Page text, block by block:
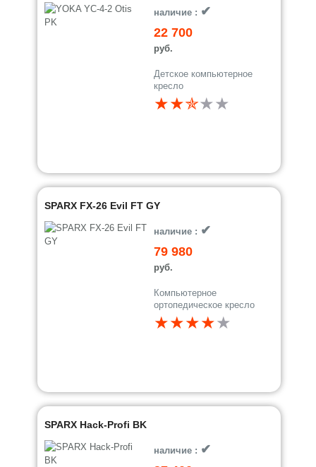
наличие : ✔
22 700
руб.
Детское компьютерное
кресло
★★✯★★
SPARX FX-26 Evil FT GY
наличие : ✔
79 980
руб.
Компьютерное
ортопедическое кресло
★★★★★
SPARX Hack-Profi BK
наличие : ✔